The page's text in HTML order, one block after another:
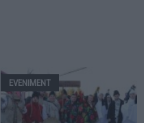
EVENIMENT